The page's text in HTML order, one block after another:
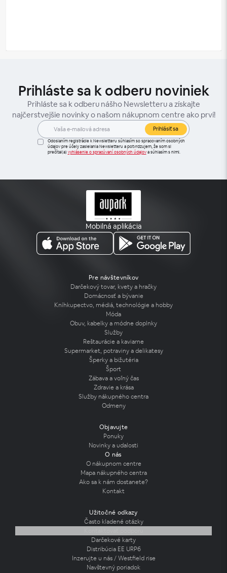
Prihláste sa k odberu noviniek
Prihláste sa k odberu nášho Newsletteru a získajte
najčerstvejšie novinky o našom nákupnom centre ako prví!
Prihlásiť sa
Odoslaním registrácie k Newsletteru súhlasím so spracovaním osobných
údajov pre účely zasielania Newsletteru a potvrdzujem, že som si
prečítal(a) vyhlásenie o spracúvaní osobných údajova súhlasím s nimi.
Mobilná aplikácia
Pre návštevníkov
Darčekový tovar, kvety a hračky
Domácnosť a bývanie
Kníhkupectvo, médiá, technológie a hobby
Móda
Obuv, kabelky a módne doplnky
Služby
Reštaurácie a kaviarne
Supermarket, potraviny a delikatesy
Šperky a bižutéria
Šport
Zábava a voľný čas
Zdravie a krása
Služby nákupného centra
Odmeny
Objavujte
Ponuky
Novinky a udalosti
O nás
O nákupnom centre
Mapa nákupného centra
Ako sa k nám dostanete?
Kontakt
Užitočné odkazy
Často kladené otázky
Darčekové karty
Distribúcia EE URP6
Inzerujte u nás / Westfield rise
Navštevný poriadok